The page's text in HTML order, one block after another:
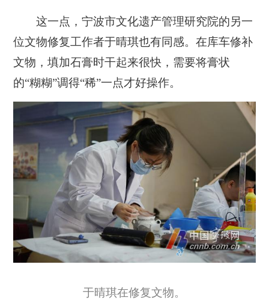
这一点，宁波市文化遗产管理研究院的另一
位文物修复工作者于晴琪也有同感。在库车修补
文物，填加石膏时干起来很快，需要将膏状
的“糊糊”调得“稀”一点才好操作。
于晴琪在修复文物。